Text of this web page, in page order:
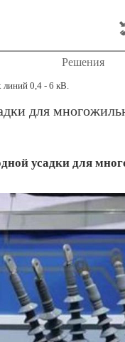
Решения
0,4 - 6 кВ.
для
усадки для